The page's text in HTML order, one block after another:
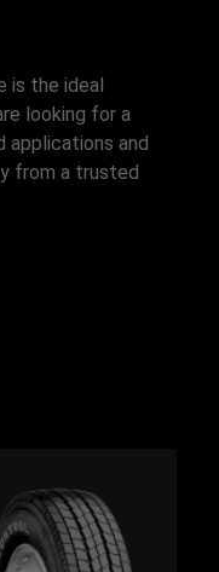
is the ideal
looking for a
applications and
from a trusted